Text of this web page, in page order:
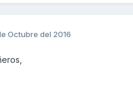
Octubre del 2016